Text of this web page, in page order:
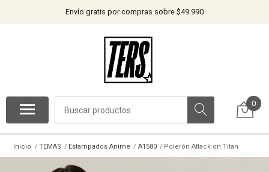
Envío gratis por compras sobre $49.990
0
Inicio TEMAS Estampados Anime A1580 Polerón Attack on Titan